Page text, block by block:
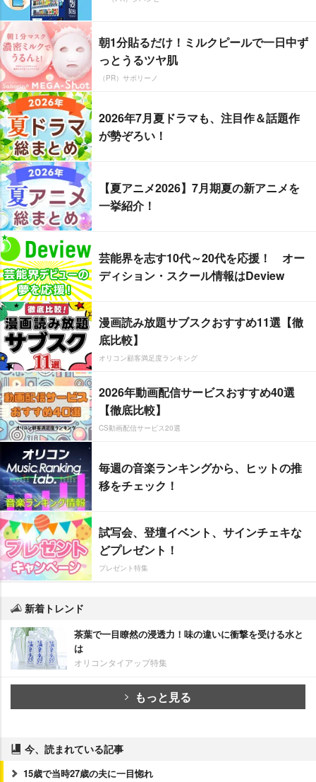
朝1分貼るだけ！ミルクピールで一日中ず
っとうるツヤ肌
（PR）サボリーノ
2026年7月夏ドラマも、注目作＆話題作
が勢ぞろい！
【夏アニメ2026】7月期夏の新アニメを
一挙紹介！
芸能界を志す10代～20代を応援！ オー
ディション・スクール情報はDeview
漫画読み放題サブスクおすすめ11選【徹
底比較】
オリコン顧客満足度ランキング
2026年動画配信サービスおすすめ40選
【徹底比較】
CS動画配信サービス20選
毎週の音楽ランキングから、ヒットの推
移をチェック！
試写会、登壇イベント、サインチェキな
どプレゼント！
プレゼント特集
新着トレンド
茶葉で一目瞭然の浸透力！味の違いに衝撃を受ける水と
は
オリコンタイアップ特集
もっと見る
今、読まれている記事
15歳で当時27歳の夫に一目惚れ